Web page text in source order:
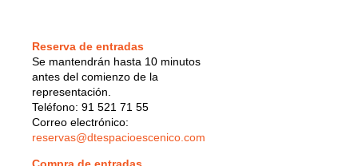
Reserva de entradas
Se mantendrán hasta 10 minutos
antes del comienzo de la
representación.
Teléfono: 91 521 71 55
Correo electrónico:
reservas@dtespacioescenico.com